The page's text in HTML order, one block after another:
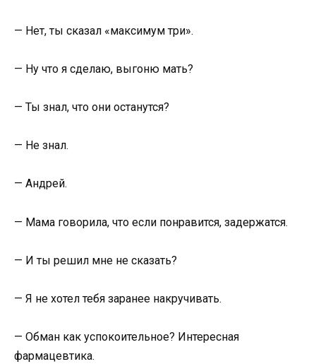
— Нет, ты сказал «максимум три».
— Ну что я сделаю, выгоню мать?
— Ты знал, что они останутся?
— Не знал.
— Андрей.
— Мама говорила, что если понравится, задержатся.
— И ты решил мне не сказать?
— Я не хотел тебя заранее накручивать.
— Обман как успокоительное? Интересная
фармацевтика.